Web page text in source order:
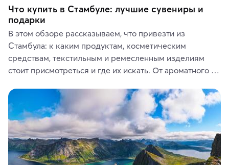
Что купить в Стамбуле: лучшие сувениры и
подарки
В этом обзоре рассказываем, что привезти из
Стамбула: к каким продуктам, косметическим
средствам, текстильным и ремесленным изделиям
стоит присмотреться и где их искать. От ароматного
керамики и изделий из кожи на турецких рынках и в
аутентичных лавках — в подарок близким или себе на
память о путешествии.